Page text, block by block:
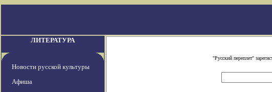
ЛИТЕРАТУРА
Новости русской культуры
Афиша
"Русский переплет"